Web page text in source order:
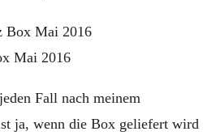
Fall nach meinem
ja, wenn die Box geliefert wird